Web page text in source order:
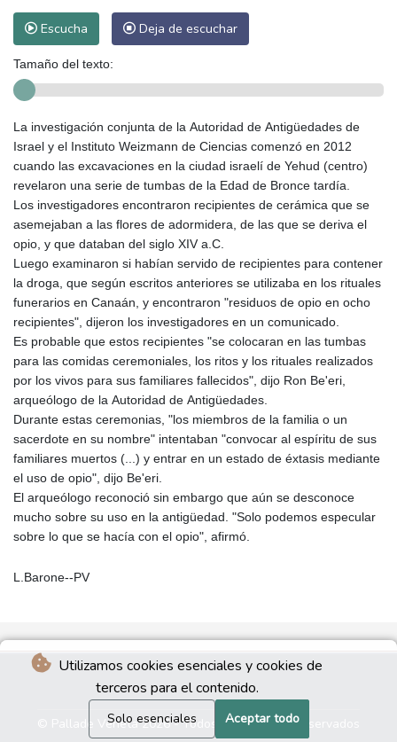
Utilizamos cookies esenciales y cookies de
terceros para el contenido.
Solo esenciales Aceptar todo
Escucha Deja de escuchar
Tamaño del texto:
La investigación conjunta de la Autoridad de Antigüedades de
Israel y el Instituto Weizmann de Ciencias comenzó en 2012
cuando las excavaciones en la ciudad israelí de Yehud (centro)
revelaron una serie de tumbas de la Edad de Bronce tardía.
Los investigadores encontraron recipientes de cerámica que se
asemejaban a las flores de adormidera, de las que se deriva el
opio, y que databan del siglo XIV a.C.
Luego examinaron si habían servido de recipientes para contener
la droga, que según escritos anteriores se utilizaba en los rituales
funerarios en Canaán, y encontraron "residuos de opio en ocho
recipientes", dijeron los investigadores en un comunicado.
Es probable que estos recipientes "se colocaran en las tumbas
para las comidas ceremoniales, los ritos y los rituales realizados
por los vivos para sus familiares fallecidos", dijo Ron Be'eri,
arqueólogo de la Autoridad de Antigüedades.
Durante estas ceremonias, "los miembros de la familia o un
sacerdote en su nombre" intentaban "convocar al espíritu de sus
familiares muertos (...) y entrar en un estado de éxtasis mediante
el uso de opio", dijo Be'eri.
El arqueólogo reconoció sin embargo que aún se desconoce
mucho sobre su uso en la antigüedad. "Solo podemos especular
sobre lo que se hacía con el opio", afirmó.
L.Barone--PV
© Pallade Veneta 2026 - Todos los derechos reservados